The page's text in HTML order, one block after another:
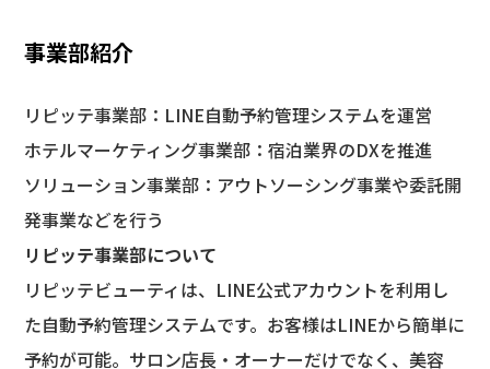
事業部紹介
リピッテ事業部：LINE自動予約管理システムを運営
ホテルマーケティング事業部：宿泊業界のDXを推進
ソリューション事業部：アウトソーシング事業や委託開
発事業などを行う
リピッテ事業部について
リピッテビューティは、LINE公式アカウントを利用し
た自動予約管理システムです。お客様はLINEから簡単に
予約が可能。サロン店長・オーナーだけでなく、美容